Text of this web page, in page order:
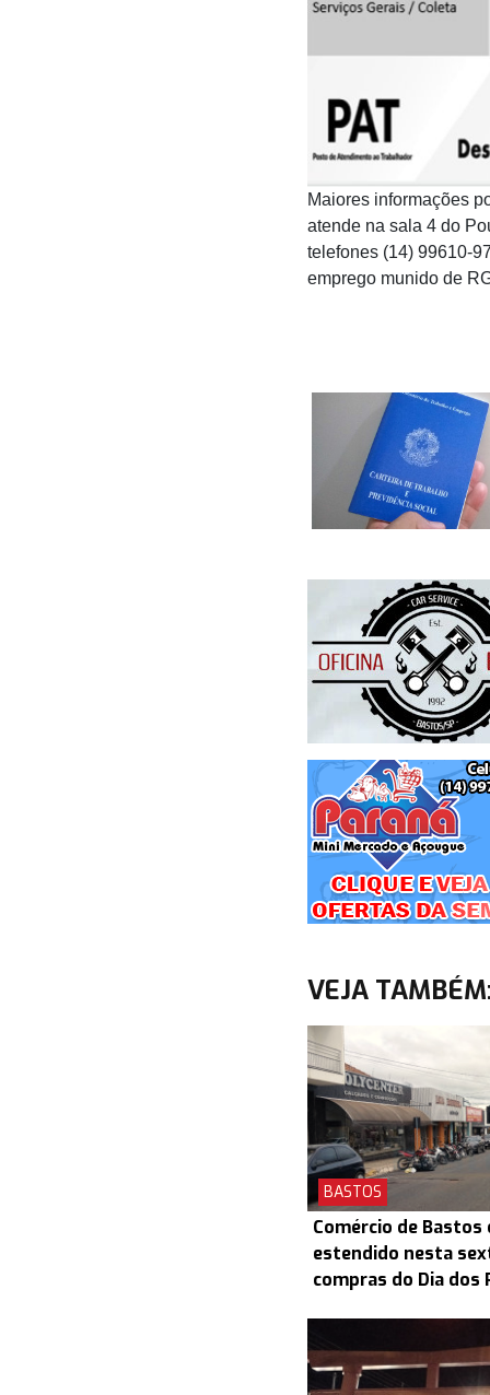
Maiores informações
atende na sala 4 do
telefones (14) 99610-
emprego munido de
VEJA
BASTOS
Comércio de
estendido nesta
compras do Dia dos